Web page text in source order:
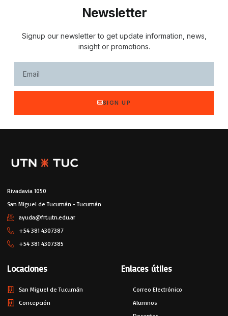
Newsletter
Signup our newsletter to get update information, news,
insight or promotions.
SIGN UP
Rivadavia 1050
San Miguel de Tucumán - Tucumán
ayuda@frt.utn.edu.ar
+54 381 4307387
+54 381 4307385
Locaciones
San Miguel de Tucumán
Concepción
Enlaces útiles
Correo Electrónico
Alumnos